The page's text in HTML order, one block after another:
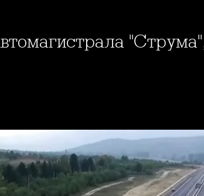
Автомагистрала